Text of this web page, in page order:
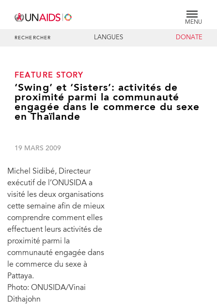
MENU
RECHERCHER LANGUES DONATE
FEATURE STORY
‘Swing’ et ‘Sisters’: activités de
proximité parmi la communauté
engagée dans le commerce du sexe
en Thaïlande
19 MARS 2009
Michel Sidibé, Directeur
exécutif de l’ONUSIDA a
visité les deux organisations
cette semaine afin de mieux
comprendre comment elles
effectuent leurs activités de
proximité parmi la
communauté engagée dans
le commerce du sexe à
Pattaya.
Photo: ONUSIDA/Vinai
Dithajohn